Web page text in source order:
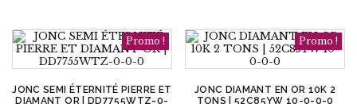
Promo !
JONC SEMI ÉTERNITÉ PIERRE ET
DIAMANT OR | DD7755WTZ-0-
Promo !
JONC DIAMANT EN OR 10K 2
TONS | 52C85YW 10-0-0-0